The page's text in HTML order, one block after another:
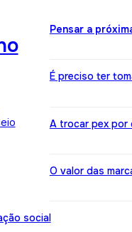
Pensar a
É preciso ter
A trocar pex por
O valor das
social